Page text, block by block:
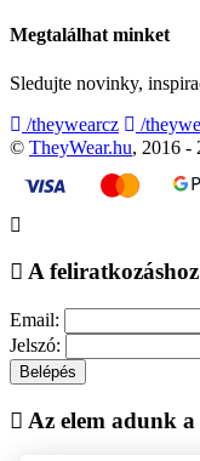
Megtalálhat minket
Sledujte novinky,
/theywearcz
/
© TheyWear.hu, 2016 -
A
Email:
Jelszó:
Belépés
Az elem adunk